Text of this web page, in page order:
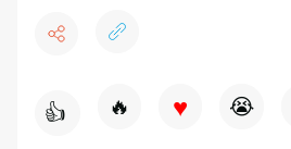
👍 🔥 ♥ 😭